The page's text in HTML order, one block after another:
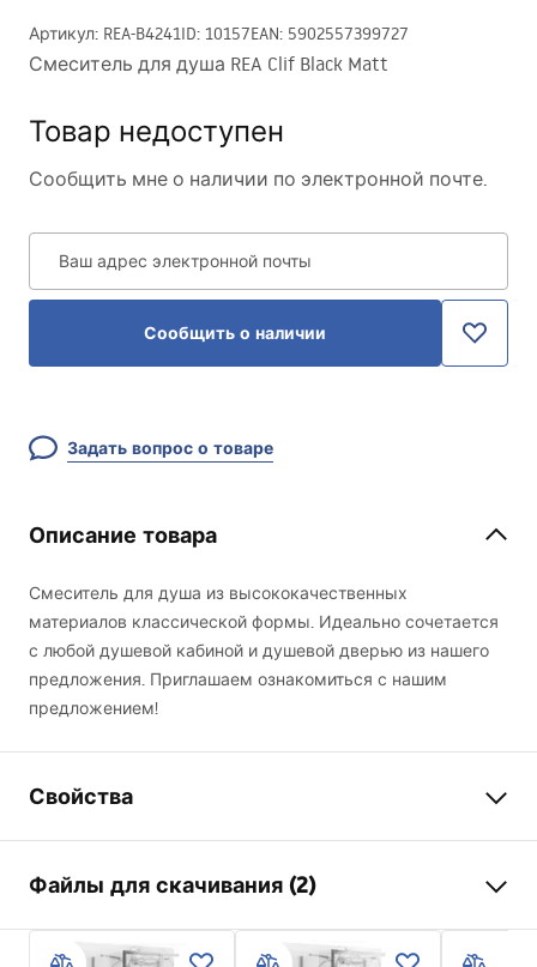
Артикул: REA-B4241ID: 10157EAN: 5902557399727
Смеситель для душа REA Clif Black Matt
Товар недоступен
Сообщить мне о наличии по электронной почте.
Ваш адрес электронной почты
Сообщить о наличии
Задать вопрос о товаре
Описание товара
Смеситель для душа из высококачественных
материалов классической формы. Идеально сочетается
с любой душевой кабиной и душевой дверью из нашего
предложения. Приглашаем ознакомиться с нашим
предложением!
Свойства
Способ монтажа
Настенный
Цвет
черный
Файлы для скачивания (2)